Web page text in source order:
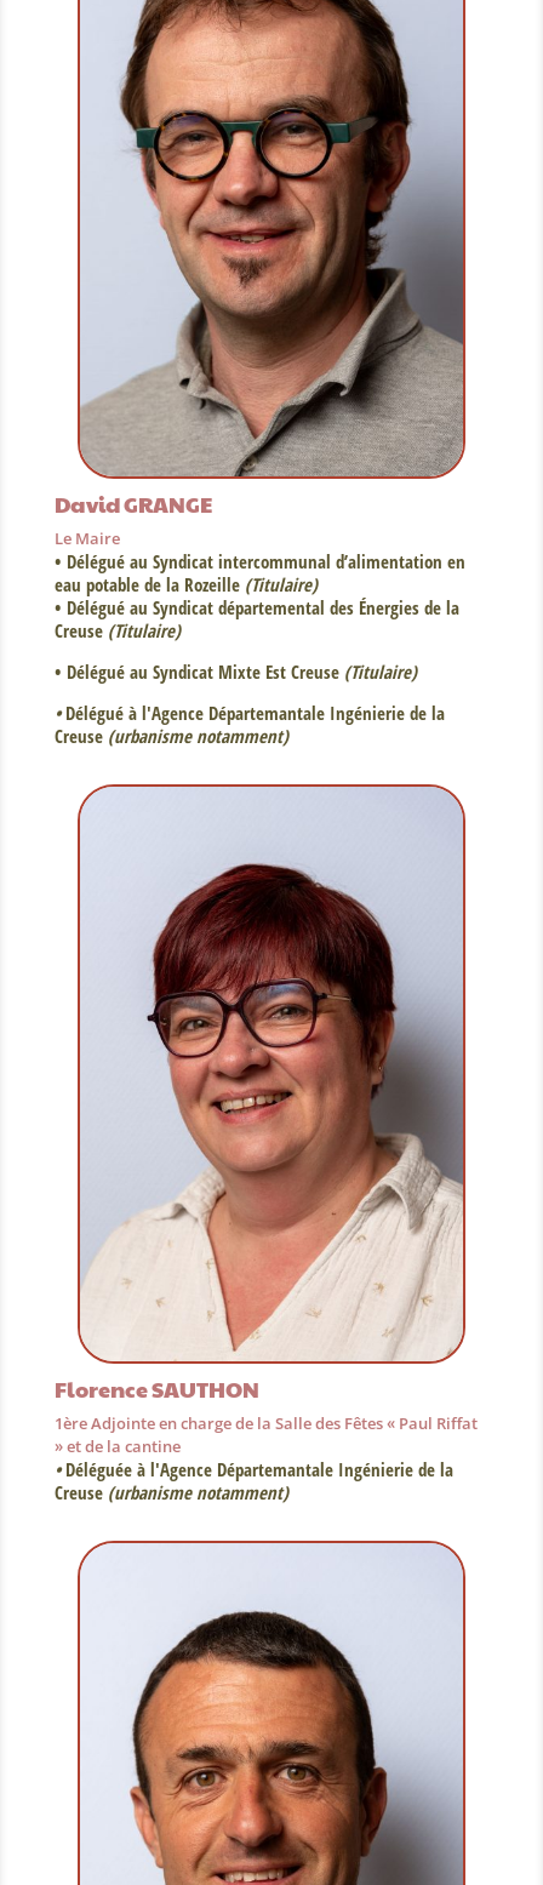
David GRANGE
Le Maire
• Délégué au Syndicat intercommunal d’alimentation en
eau potable de la Rozeille (Titulaire)
• Délégué au Syndicat départemental des Énergies de la
Creuse (Titulaire)
• Délégué au Syndicat Mixte Est Creuse (Titulaire)
•Délégué à l'Agence Départemantale Ingénierie de la
Creuse (urbanisme notamment)
Florence SAUTHON
1ère Adjointe en charge de la Salle des Fêtes « Paul Riffat
» et de la cantine
•Déléguée à l'Agence Départemantale Ingénierie de la
Creuse (urbanisme notamment)